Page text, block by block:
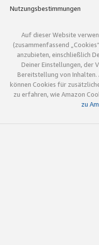
Nutzungsbestimmungen
Auf dieser Website
(zusammenfassend
anzubieten, einschließlich
Deiner Einstellungen, der
Bereitstellung von
können Cookies für
zu erfahren, wie Amazon
zu